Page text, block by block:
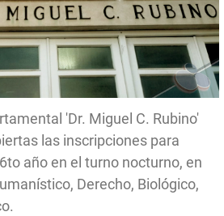
'Dr. Miguel C. Rubino'
las inscripciones para
año en el turno nocturno, en
Derecho, Biológico,